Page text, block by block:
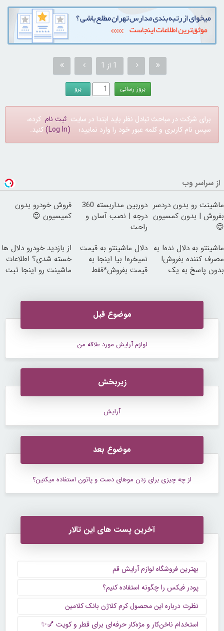
1 از 1
برای شرکت در مباحث تبادل نظر باید ابتدا در سایت ثبت نام کرده،
سپس نام کاربری و کلمه عبور خود را وارد نمایید؛ (Log In) کنید.
از سراسر وب
ماشینت رو بدون دردسر
بفروش | بدون کمسیون
😍
دوربین مداربسته 360
درجه | نصب آسان و
راحت
فروش خودرو بدون
کمیسیون 😍
ماشینتو به دلال نده! به
مصرف کننده بفروش!
بدون پاسخ به یک
دلال ماشینتو به قیمت
نمیخره! بیا اینجا به
قیمت بفروش*فقط
از بازدید خودرو دلال ها
خسته شدی؟ اطلاعات
ماشینت رو اینجا ثبت
موضوع قبل
لوازم آرایش مورد علاقه من
زیربخش
آرایش
موضوع بعد
از چه چیزی برای زدن موهای دست و پاتون استفاده میکنین؟
آخرین پست های این تالار
بهترین فروشگاه لوازم آرایش قم
پودر فیکس را چگونه استفاده کنیم؟
نظرت درباره این محصول کرم کلاژن بانک کلامین
استخدام ناخن‌کار و مژه‌کار حرفه‌ای برای قطر و کویت 💅✨